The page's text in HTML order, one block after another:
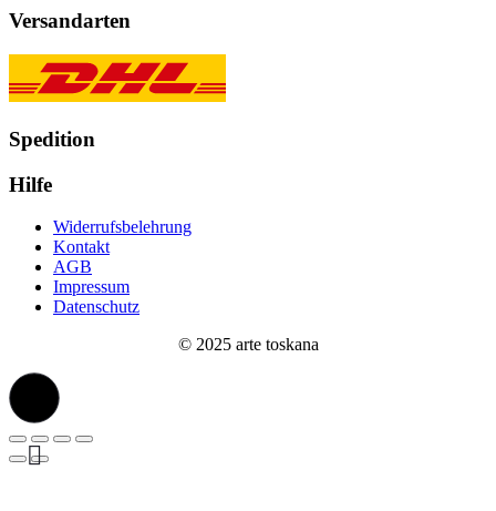
Versandarten
Spedition
Hilfe
Widerrufsbelehrung
Kontakt
AGB
Impressum
Datenschutz
© 2025 arte toskana